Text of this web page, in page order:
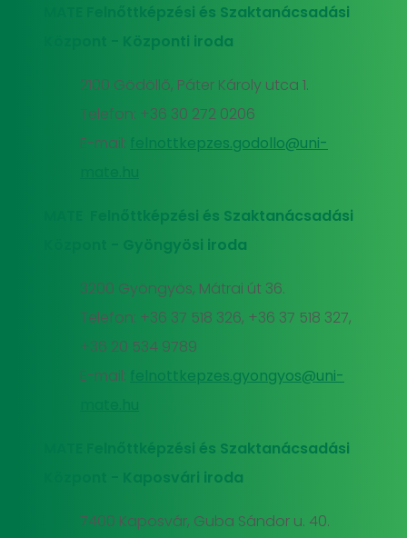
MATE Felnőttképzési és Szaktanácsadási
Központ - Központi iroda
2100 Gödöllő, Páter Károly utca 1.
Telefon: +36 30 272 0206
E-mail:
felnottkepzes.godollo@uni-
MATE Felnőttképzési és Szaktanácsadási
Központ - Gyöngyösi iroda
3200 Gyöngyös, Mátrai út 36.
Telefon: +36 37 518 326, +36 37 518 327,
+36 20 534 9789
E-mail:
felnottkepzes.gyongyos@uni-
MATE Felnőttképzési és Szaktanácsadási
Központ - Kaposvári iroda
7400 Kaposvár, Guba Sándor u. 40.